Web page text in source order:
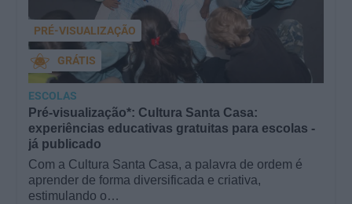
Pré-visualização*: Cultura Santa Casa:
experiências educativas gratuitas para escolas -
já publicado
Com a Cultura Santa Casa, a palavra de ordem é
aprender de forma diversificada e criativa,
estimulando o…
GRÁTIS
PRÉ-VISUALIZAÇÃO
ESCOLAS